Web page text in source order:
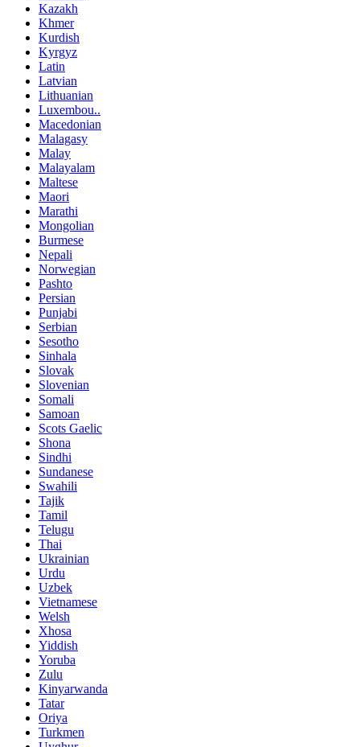
Kazakh
Khmer
Kurdish
Kyrgyz
Latin
Latvian
Lithuanian
Luxembou..
Macedonian
Malagasy
Malay
Malayalam
Maltese
Maori
Marathi
Mongolian
Burmese
Nepali
Norwegian
Pashto
Persian
Punjabi
Serbian
Sesotho
Sinhala
Slovak
Slovenian
Somali
Samoan
Scots Gaelic
Shona
Sindhi
Sundanese
Swahili
Tajik
Tamil
Telugu
Thai
Ukrainian
Urdu
Uzbek
Vietnamese
Welsh
Xhosa
Yiddish
Yoruba
Zulu
Kinyarwanda
Tatar
Oriya
Turkmen